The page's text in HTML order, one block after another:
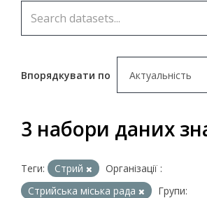
Впорядкувати по
3 набори даних
Теги: Стрий
Організації :
Стрийська міська рада
Групи: